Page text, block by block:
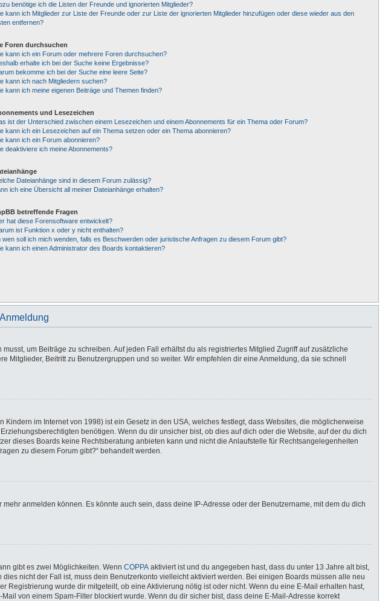
benötige ich die Listen der Freunde und ignorierten Mitglieder?
kann ich Mitglieder zur Liste der Freunde oder zur Liste der ignorierten Mitglieder hinzufügen oder diese wieder aus den
entfernen?
Foren durchsuchen
kann ich ein Forum oder mehrere Foren durchsuchen?
erhalte ich bei der Suche keine Ergebnisse?
bekomme ich bei der Suche eine leere Seite?
kann ich nach Mitgliedern suchen?
kann ich meine eigenen Beiträge und Themen finden?
und Lesezeichen
ist der Unterschied zwischen einem Lesezeichen und einem Abonnements für ein Thema oder Forum?
kann ich ein Lesezeichen auf ein Thema setzen oder ein Thema abonnieren?
kann ich ein Forum abonnieren?
deaktiviere ich meine Abonnements?
Dateianhänge sind in diesem Forum zulässig?
ich eine Übersicht all meiner Dateianhänge erhalten?
betreffende Fragen
hat diese Forensoftware entwickelt?
ist Funktion x oder y nicht enthalten?
wen soll ich mich wenden, falls es Beschwerden oder juristische Anfragen zu diesem Forum gibt?
kann ich einen Administrator des Boards kontaktieren?
um Beiträge zu schreiben. Auf jeden Fall erhältst du als registriertes Mitglied Zugriff auf zusätzliche
Beitritt zu Benutzergruppen und so weiter. Wir empfehlen dir eine Anmeldung, da sie schnell
im Internet von 1998) ist ein Gesetz in den USA, welches festlegt, dass Websites, die möglicherweise
benötigen. Wenn du dir unsicher bist, ob dies auf dich oder die Website, auf der du dich
dieses Boards keine Rechtsberatung anbieten kann und nicht die Anlaufstelle für Rechtsangelegenheiten
zu diesem Forum gibt?“ behandelt werden.
anmelden können. Es könnte auch sein, dass deine IP-Adresse oder der Benutzername, mit dem du dich
gibt es zwei Möglichkeiten. Wenn COPPA aktiviert ist und du angegeben hast, dass du unter 13 Jahre alt bist,
nicht der Fall ist, muss dein Benutzerkonto vielleicht aktiviert werden. Bei einigen Boards müssen alle neu
wurde dir mitgeteilt, ob eine Aktivierung nötig ist oder nicht. Wenn du eine E-Mail erhalten hast,
von einem Spam-Filter blockiert wurde. Wenn du dir sicher bist, dass deine E-Mail-Adresse korrekt